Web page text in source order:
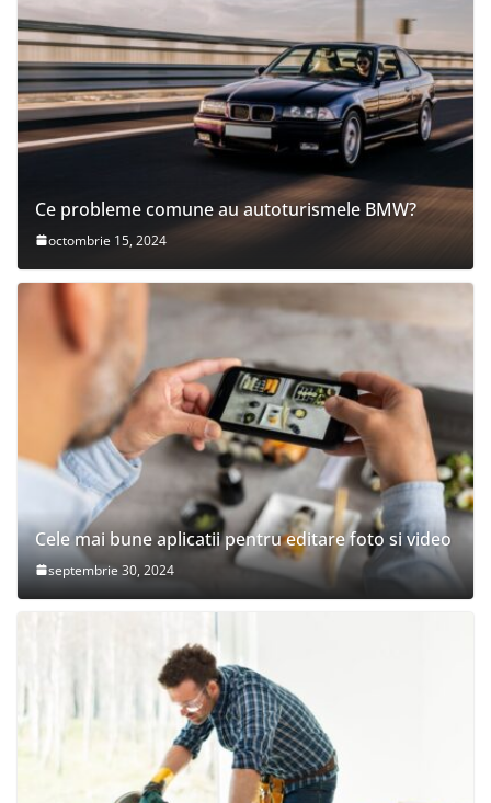
Ce probleme comune au autoturismele BMW?
octombrie 15, 2024
Cele mai bune aplicatii pentru editare foto si video
septembrie 30, 2024